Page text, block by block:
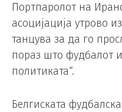
Портпаролот на
асоцијација утрово
танцува за да го
пораз што фудбалот
политиката“.
Белгиската